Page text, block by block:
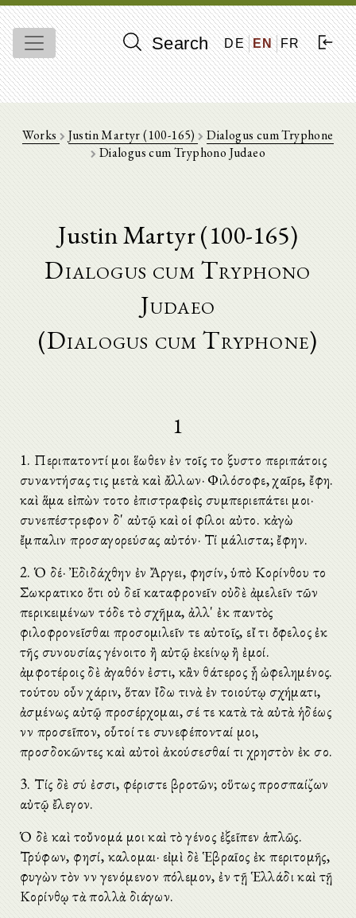
Search DE EN FR
Works Justin Martyr (100-165) Dialogus cum Tryphone
Dialogus cum Tryphono Judaeo
Justin Martyr (100-165)
Dialogus cum Tryphono
Judaeo
(Dialogus cum Tryphone)
1
1. Περιπατοῦντί μοι ἕωθεν ἐν τοῖς τοῦ ξυστοῦ περιπάτοις
συναντήσας τις μετὰ καὶ ἄλλων· Φιλόσοφε, χαῖρε, ἔφη.
καὶ ἅμα εἰπὼν τοῦτο ἐπιστραφεὶς συμπεριεπάτει μοι·
συνεπέστρεφον δ' αὐτῷ καὶ οἱ φίλοι αὐτοῦ. κἀγὼ
ἔμπαλιν προσαγορεύσας αὐτόν· Τί μάλιστα; ἔφην.
2. Ὁ δέ· Ἐδιδάχθην ἐν Ἄργει, φησίν, ὑπὸ Κορίνθου τοῦ
Σωκρατικοῦ ὅτι οὐ δεῖ καταφρονεῖν οὐδὲ ἀμελεῖν τῶν
περικειμένων τόδε τὸ σχῆμα, ἀλλ' ἐκ παντὸς
φιλοφρονεῖσθαι προσομιλεῖν τε αὐτοῖς, εἴ τι ὄφελος ἐκ
τῆς συνουσίας γένοιτο ἢ αὐτῷ ἐκείνῳ ἢ ἐμοί.
ἀμφοτέροις δὲ ἀγαθόν ἐστι, κἂν θάτερος ᾖ ὠφελημένος.
τούτου οὖν χάριν, ὅταν ἴδω τινὰ ἐν τοιούτῳ σχήματι,
ἀσμένως αὐτῷ προσέρχομαι, σέ τε κατὰ τὰ αὐτὰ ἡδέως
νῦν προσεῖπον, οὗτοί τε συνεφέπονταί μοι,
προσδοκῶντες καὶ αὐτοὶ ἀκούσεσθαί τι χρηστὸν ἐκ σοῦ.
3. Τίς δὲ σύ ἐσσι, φέριστε βροτῶν; οὕτως προσπαίζων
αὐτῷ ἔλεγον.
Ὁ δὲ καὶ τοὔνομά μοι καὶ τὸ γένος ἐξεῖπεν ἁπλῶς.
Τρύφων, φησί, καλοῦμαι· εἰμὶ δὲ Ἑβραῖος ἐκ περιτομῆς,
φυγὼν τὸν νῦν γενόμενον πόλεμον, ἐν τῇ Ἑλλάδι καὶ τῇ
Κορίνθῳ τὰ πολλὰ διάγων.